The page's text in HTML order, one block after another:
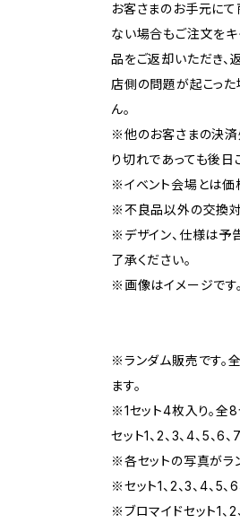
お客さまのお手元に
ない場合もご注文をキ
品をご返却いただき、
店側の問題が起こった
ん。
※他のお客さまの決済
り切れであっても後日
※イベント会場とは価
※不良品以外の交換対
※デザイン、仕様は予
了承ください。
※画像はイメージです
※ランダム販売です。
ます。
※1セット4枚入り。全8
セット1、2、3、4、5、6
※各セットの写真がラ
※セット1、2、3、4、5
※ブロマイドセット1、2